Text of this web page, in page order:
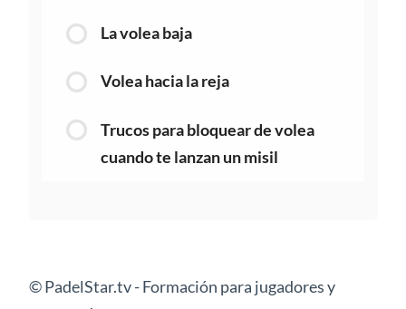
La volea baja
Volea hacia la reja
Trucos para bloquear de volea
cuando te lanzan un misil
© PadelStar.tv - Formación para jugadores y